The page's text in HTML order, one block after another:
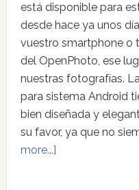
está disponible para
desde hace ya unos
vuestro smartphone o
del OpenPhoto, ese
nuestras fotografías.
para sistema Android
bien diseñada y
su favor, ya que no
more...]